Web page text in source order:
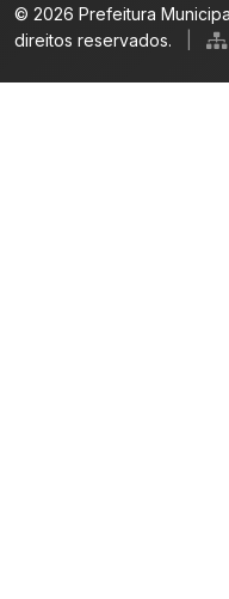
© 2026 Prefeitura
direitos reservados.